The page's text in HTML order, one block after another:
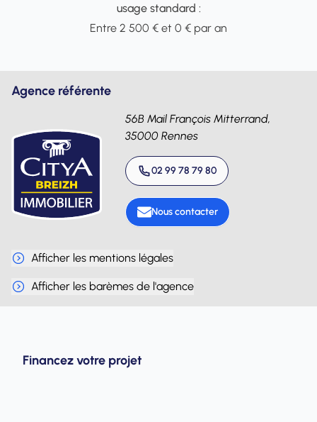
usage standard :
Entre 2 500 € et 0 € par an
Agence référente
56B Mail François Mitterrand,
35000 Rennes
02 99 78 79 80
Nous contacter
Afficher les mentions légales
Afficher les barèmes de l'agence
Financez votre projet